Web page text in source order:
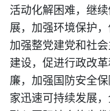
活动化解困难，继
展，加强环境保护
加强整党建党和社
建设，促进行政改
廉，加强国防安全
家迅速可持续发展